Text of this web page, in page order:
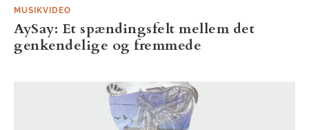
MUSIKVIDEO
AySay: Et spændingsfelt mellem det
genkendelige og fremmede